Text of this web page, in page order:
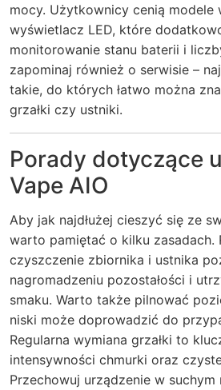
mocy. Użytkownicy cenią modele
wyświetlacz LED, które
monitorowanie stanu baterii i
zapominaj również o serwisie –
takie, do których łatwo można
grzałki czy ustniki.
Porady dotyczące
Vape AIO
Aby jak najdłużej cieszyć się ze
warto pamiętać o kilku zasadach.
czyszczenie zbiornika i ustnika
nagromadzeniu pozostałości i
smaku. Warto także pilnować
niski może doprowadzić do
Regularna wymiana grzałki to
intensywności chmurki oraz
Przechowuj urządzenie w suchym